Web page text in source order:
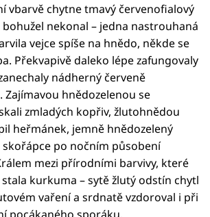
vbarvě chytne tmavý červenofialový
nekonal – jedna nastrouhaná
vejce spíše na hnědo, někde se
Překvapivě daleko lépe zafungovaly
nádherný červeně
Zajímavou hnědozelenou se
zmladých kopřiv, žlutohnědou
heřmánek, jemně hnědozelený
skořápce po nočním působení
mezi přírodními barvivy, které
kurkuma – sytě žlutý odstín chytl
vaření a srdnatě vzdoroval i při